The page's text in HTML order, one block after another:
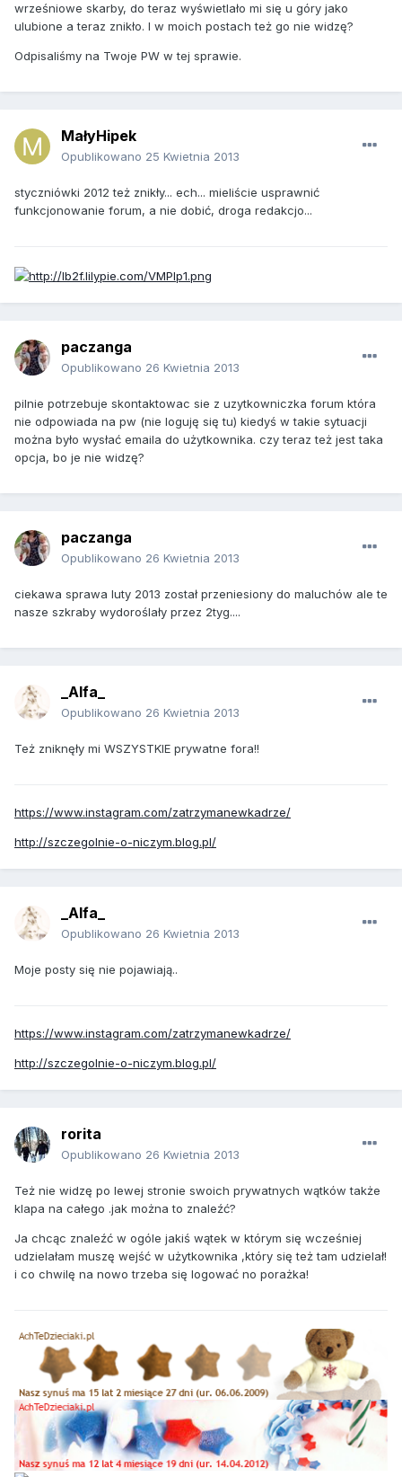
wrześniowe skarby, do teraz wyświetlało mi się u góry jako
ulubione a teraz znikło. I w moich postach też go nie widzę?
Odpisaliśmy na Twoje PW w tej sprawie.
MałyHipek
Opublikowano 25 Kwietnia 2013
styczniówki 2012 też znikły... ech... mieliście usprawnić
funkcjonowanie forum, a nie dobić, droga redakcjo...
paczanga
Opublikowano 26 Kwietnia 2013
pilnie potrzebuje skontaktowac sie z uzytkowniczka forum która
nie odpowiada na pw (nie loguję się tu) kiedyś w takie sytuacji
można było wysłać emaila do użytkownika. czy teraz też jest taka
opcja, bo je nie widzę?
paczanga
Opublikowano 26 Kwietnia 2013
ciekawa sprawa luty 2013 został przeniesiony do maluchów ale te
nasze szkraby wydoroślały przez 2tyg....
_Alfa_
Opublikowano 26 Kwietnia 2013
Też zniknęły mi WSZYSTKIE prywatne fora!!
https://www.instagram.com/zatrzymanewkadrze/
http://szczegolnie-o-niczym.blog.pl/
_Alfa_
Opublikowano 26 Kwietnia 2013
Moje posty się nie pojawiają..
https://www.instagram.com/zatrzymanewkadrze/
http://szczegolnie-o-niczym.blog.pl/
rorita
Opublikowano 26 Kwietnia 2013
Też nie widzę po lewej stronie swoich prywatnych wątków także
klapa na całego .jak można to znaleźć?
Ja chcąc znaleźć w ogóle jakiś wątek w którym się wcześniej
udzielałam muszę wejść w użytkownika ,który się też tam udzielał!
i co chwilę na nowo trzeba się logować no porażka!